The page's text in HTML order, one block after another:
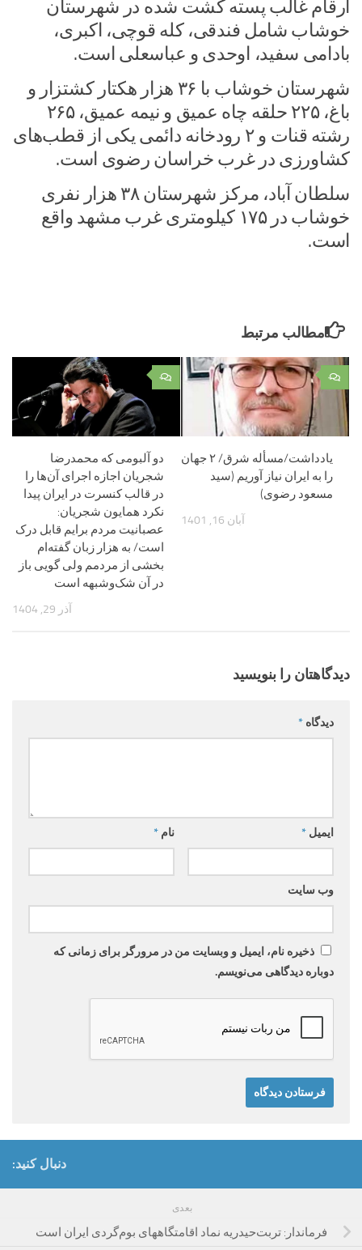
ارقام غالب پسته کشت شده در شهرستان
خوشاب شامل فندقی، کله قوچی، اکبری،
بادامی سفید، اوحدی و عباسعلی است.
شهرستان خوشاب با ۳۶ هزار هکتار کشتزار و
باغ، ۲۲۵ حلقه چاه عمیق و نیمه عمیق، ۲۶۵
رشته قنات و ۲ رودخانه دائمی یکی از قطب‌های
کشاورزی در غرب خراسان رضوی است.
سلطان آباد، مرکز شهرستان ۳۸ هزار نفری
خوشاب در ۱۷۵ کیلومتری غرب مشهد واقع
است.
مطالب مرتبط
۰
دو آلبومی که محمدرضا
شجریان اجازه اجرای آن‌ها را
در قالب کنسرت در ایران پیدا
نکرد همایون شجریان:
عصبانیت مردم برایم قابل درک
است/ به هزار زبان گفته‌ام
بخشی از مردمم ولی گویی باز
در آن شک‌وشبهه است
آذر 29, 1404
۰
یادداشت/مسأله شرق/ ۲‏ جهان
را به ایران نیاز آوریم (سید
مسعود رضوی)
آبان 16, 1401
دیدگاهتان را بنویسید
دیدگاه *
نام * ایمیل *
وب‌ سایت
ذخیره نام، ایمیل و وبسایت من در مرورگر برای زمانی که
دوباره دیدگاهی می‌نویسم.
دنبال کنید:
بعدی
فرماندار: تربت‌حیدریه نماد اقامتگاههای بوم‌گردی ایران است